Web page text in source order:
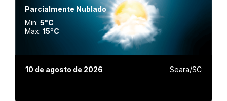
Parcialmente Nublado
Min:5°C
Max:15°C
10 de agosto de 2026 Seara/SC